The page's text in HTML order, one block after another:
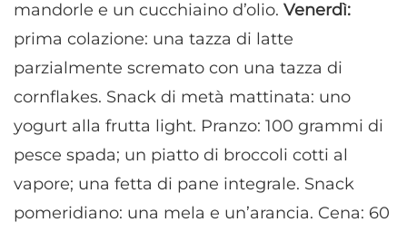
mandorle e un cucchiaino d’olio. Venerdì:
prima colazione: una tazza di latte
parzialmente scremato con una tazza di
cornflakes. Snack di metà mattinata: uno
yogurt alla frutta light. Pranzo: 100 grammi di
pesce spada; un piatto di broccoli cotti al
vapore; una fetta di pane integrale. Snack
pomeridiano: una mela e un’arancia. Cena: 60